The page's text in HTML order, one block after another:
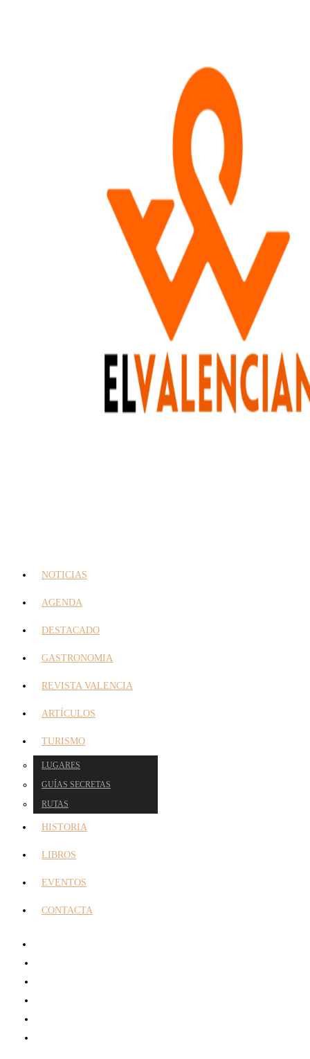
NOTICIAS
AGENDA
DESTACADO
GASTRONOMIA
REVISTA VALENCIA
ARTÍCULOS
TURISMO
LUGARES
GUÍAS SECRETAS
RUTAS
HISTORIA
LIBROS
EVENTOS
CONTACTA